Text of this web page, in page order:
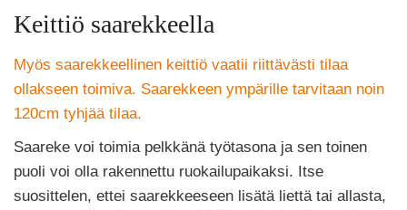
Keittiö saarekkeella
Myös saarekkeellinen keittiö vaatii riittävästi tilaa
ollakseen toimiva. Saarekkeen ympärille tarvitaan noin
120cm tyhjää tilaa.
Saareke voi toimia pelkkänä työtasona ja sen toinen
puoli voi olla rakennettu ruokailupaikaksi. Itse
suosittelen, ettei saarekkeeseen lisätä liettä tai allasta,